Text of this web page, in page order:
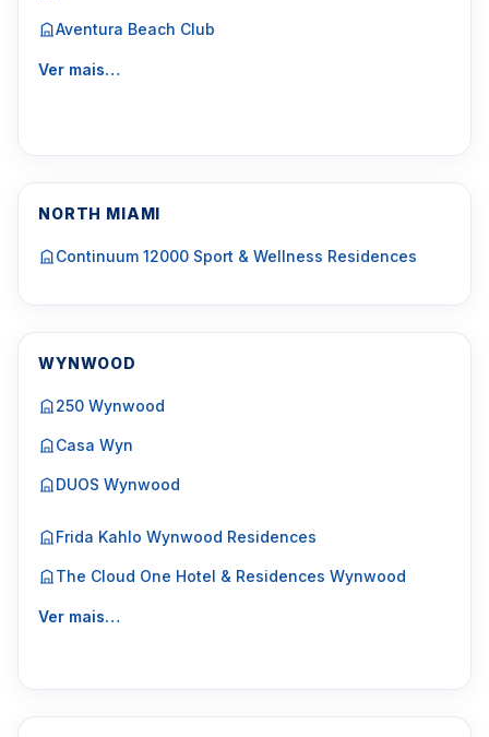
Aventura Beach Club
Ver mais…
NORTH MIAMI
Continuum 12000 Sport & Wellness Residences
WYNWOOD
250 Wynwood
Casa Wyn
DUOS Wynwood
Frida Kahlo Wynwood Residences
The Cloud One Hotel & Residences Wynwood
Ver mais…